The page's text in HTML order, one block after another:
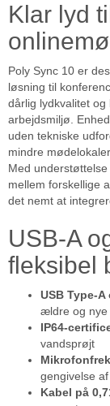
Klar lyd
Poly Sync 10 er
løsning til
dårlig lydkvalitet
arbejdsmiljø.
uden tekniske
mindre
Med
mellem forskellige
det nemt at
USB-A
fleksibel
USB Type-A
ældre og nye
IP64-
vandsprøjt
gengivelse
Kabel på